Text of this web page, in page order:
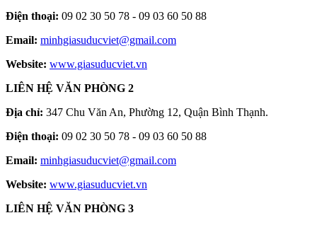
Điện thoại: 09 02 30 50 78 - 09 03 60 50 88
Email: minhgiasuducviet@gmail.com
Website: www.giasuducviet.vn
LIÊN HỆ VĂN PHÒNG 2
Địa chỉ: 347 Chu Văn An, Phường 12, Quận Bình Thạnh.
Điện thoại: 09 02 30 50 78 - 09 03 60 50 88
Email: minhgiasuducviet@gmail.com
Website: www.giasuducviet.vn
LIÊN HỆ VĂN PHÒNG 3